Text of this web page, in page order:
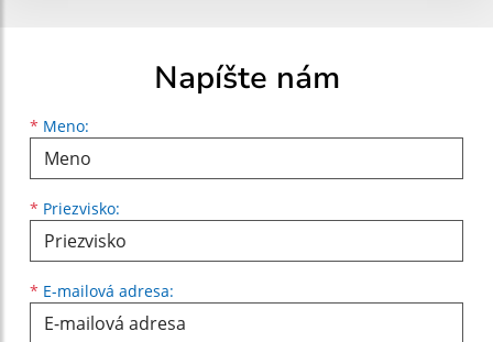
Napíšte nám
* Meno:
Meno
* Priezvisko:
Priezvisko
* E-mailová adresa:
E-mailová adresa